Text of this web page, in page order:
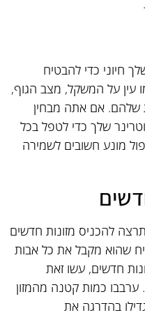
חיוני כדי להבטיח
עין על המשקל, מצב הגוף,
שלהם. אם אתה מבחין
שלך כדי לטפל בכל
מונע חשובים לשמירה
להכניס מזונות חדשים
שהוא מקבל את כל אבות
חדשים, עשו זאת
ערבבו כמות קטנה מהמזון
בהדרגה את